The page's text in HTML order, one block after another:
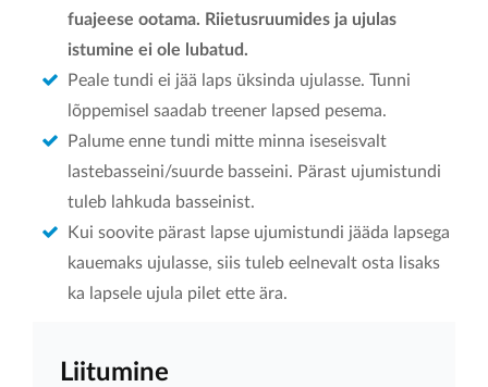
fuajeese ootama. Riietusruumides ja ujulas
istumine ei ole lubatud.
Peale tundi ei jää laps üksinda ujulasse. Tunni
lõppemisel saadab treener lapsed pesema.
Palume enne tundi mitte minna iseseisvalt
lastebasseini/suurde basseini. Pärast ujumistundi
tuleb lahkuda basseinist.
Kui soovite pärast lapse ujumistundi jääda lapsega
kauemaks ujulasse, siis tuleb eelnevalt osta lisaks
ka lapsele ujula pilet ette ära.
Liitumine